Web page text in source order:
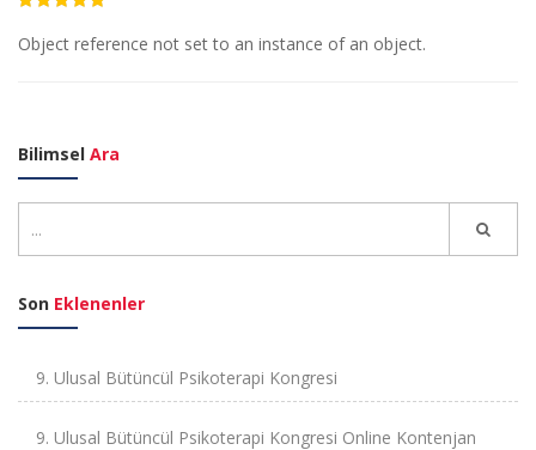
Object reference not set to an instance of an object.
Bilimsel Ara
Son Eklenenler
9. Ulusal Bütüncül Psikoterapi Kongresi
9. Ulusal Bütüncül Psikoterapi Kongresi Online Kontenjan